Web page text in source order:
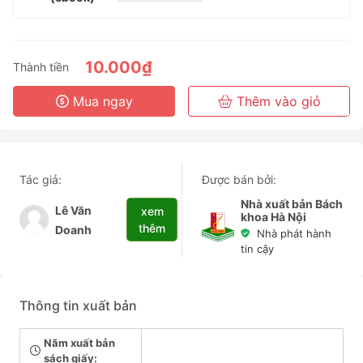
6 Tháng
3 Năm
Thành tiền 10.000₫
Mua ngay Thêm vào giỏ
Tác giả:
Lê Văn
Doanh
xem
thêm
Được bán bởi:
Nhà xuất bản Bách
khoa Hà Nội
Nhà phát hành
tin cậy
Thông tin xuất bản
Năm xuất bản
sách giấy: